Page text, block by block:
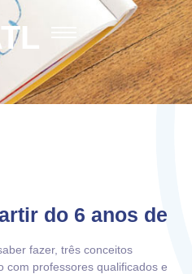
do 6 anos de
fazer, três conceitos
com professores qualificados e